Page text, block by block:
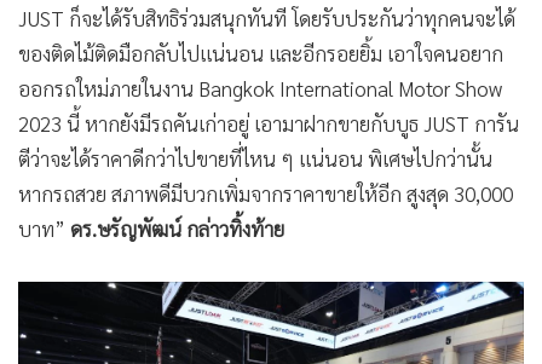
JUST ก็จะได้รับสิทธิร่วมสนุกทันที โดยรับประกันว่าทุกคนจะได้
ของติดไม้ติดมือกลับไปแน่นอน และอีกรอยยิ้ม เอาใจคนอยาก
ออกรถใหม่ภายในงาน Bangkok International Motor Show
2023 นี้ หากยังมีรถคันเก่าอยู่ เอามาฝากขายกับบูธ JUST การัน
ตีว่าจะได้ราคาดีกว่าไปขายที่ไหน ๆ แน่นอน พิเศษไปกว่านั้น
หากรถสวย สภาพดีมีบวกเพิ่มจากราคาขายให้อีก สูงสุด 30,000
บาท” ดร.ษรัญพัฒน์ กล่าวทิ้งท้าย